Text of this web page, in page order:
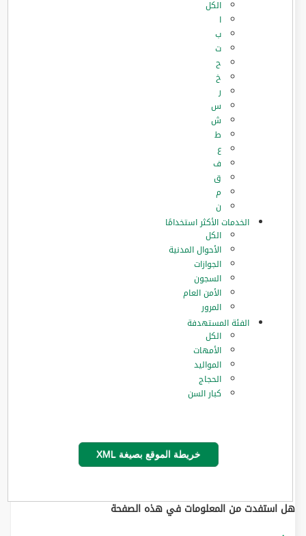
الكل
ا
ب
ت
ح
خ
ر
س
ش
ط
ع
ف
ق
م
ن
الخدمات الأكثر استخدامًا
الكل
الأحوال المدنية
الجوازات
السجون
الأمن العام
المرور
الفئة المستهدفة
الكل
الأمهات
المواليد
الحجاج
كبار السن
خريطة الموقع بصيغة XML
هل استفدت من المعلومات في هذه الصفحة